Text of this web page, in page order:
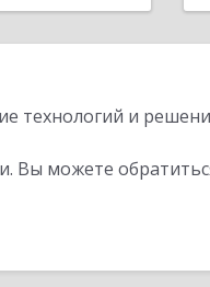
технологий и
Вы можете